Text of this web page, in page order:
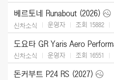
베르토네 Runabout (2026)
신차소식 운영자 조회 15882
신차소식 운영자 조회 16551
돈커부트 P24 RS (2027)